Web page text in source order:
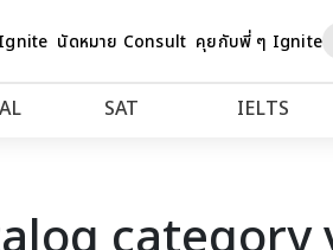
Ignite นัดหมาย Consult คุยกับพี่ ๆ Ignite
SAT IELTS